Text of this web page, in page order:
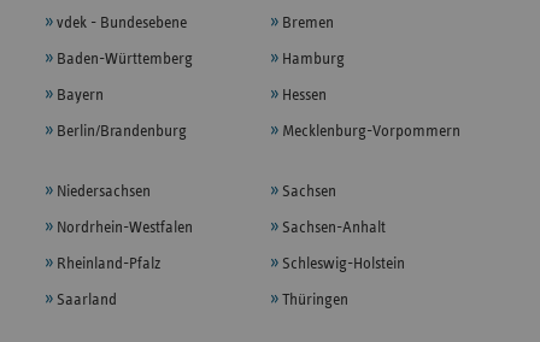
vdek - Bundesebene
Baden-Württemberg
Bayern
Berlin/Brandenburg
Bremen
Hamburg
Hessen
Mecklenburg-Vorpommern
Niedersachsen
Nordrhein-Westfalen
Rheinland-Pfalz
Saarland
Sachsen
Sachsen-Anhalt
Schleswig-Holstein
Thüringen